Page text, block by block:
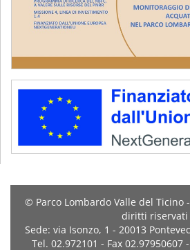
© Parco Lombardo Valle del Ticino
diritti riservati
Sede: via Isonzo, 1 - 20013
Tel. 02.972101 - Fax 02.97950607